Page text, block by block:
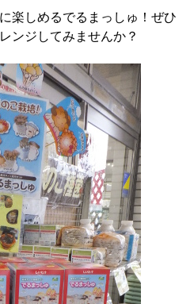
楽しめるでるまっしゅ！ぜひ
ンジしてみませんか？